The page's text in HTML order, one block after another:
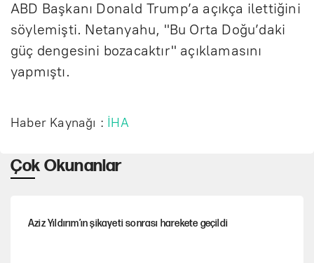
ABD Başkanı Donald Trump’a açıkça ilettiğini
söylemişti. Netanyahu, "Bu Orta Doğu’daki
güç dengesini bozacaktır" açıklamasını
yapmıştı.
Haber Kaynağı : İHA
Çok Okunanlar
Aziz Yıldırım’ın şikayeti sonrası harekete geçildi